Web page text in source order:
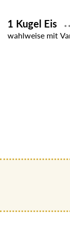
1 Kugel Eis
wahlweise mit